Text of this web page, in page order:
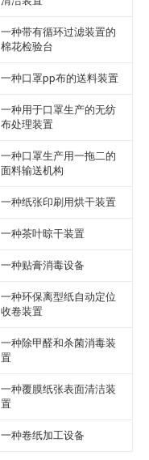
一种带有循环过滤装置的
棉花检验台
一种口罩pp布的送料装置
一种用于口罩生产的无纺
布处理装置
一种口罩生产用一拖二的
面料输送机构
一种纸张印刷用烘干装置
一种茶叶晾干装置
一种贴膏消毒设备
一种环保离型纸自动定位
收卷装置
一种除甲醛和杀菌消毒装
置
一种覆膜纸张表面清洁装
置
一种卷纸加工设备